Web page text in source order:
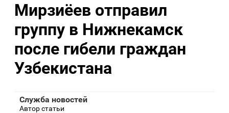
Мирзиёев отправил
группу в Нижнекамск
после гибели граждан
Узбекистана
Служба новостей
Автор статьи